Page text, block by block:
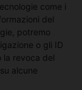
come i
del
potremo
o gli ID
la revoca del
alcune